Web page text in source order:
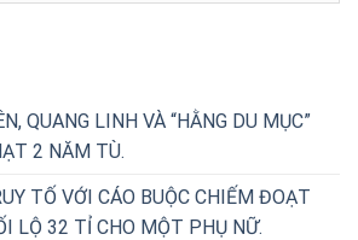
QUANG LINH VÀ “HẰNG DU MỤC”
2 NĂM TÙ.
TỐ VỚI CÁO BUỘC CHIẾM ĐOẠT
LỘ 32 TỈ CHO MỘT PHỤ NỮ.